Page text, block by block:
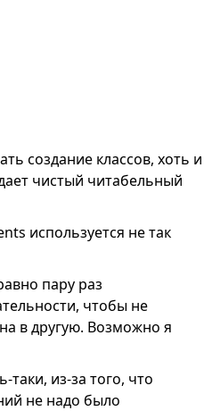
создание классов, хоть и
чистый читабельный
используется не так
пару раз
чтобы не
в другую. Возможно я
из-за того, что
не надо было